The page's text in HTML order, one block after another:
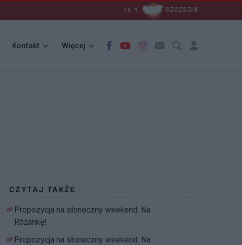
16 ℃ SZCZECIN
Kontakt Więcej
CZYTAJ TAKŻE
Propozycja na słoneczny weekend. Na
Różankę!
Propozycja na słoneczny weekend. Na